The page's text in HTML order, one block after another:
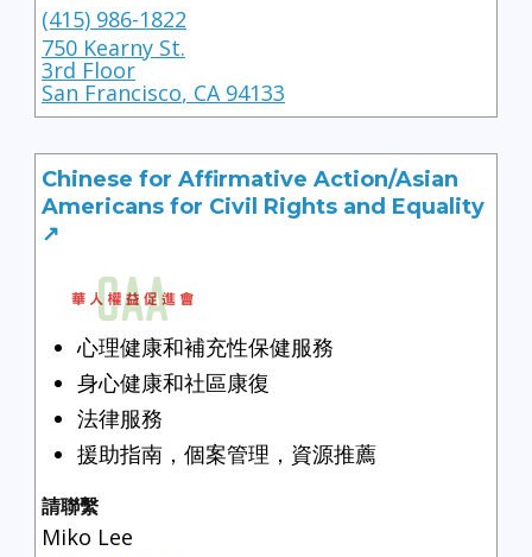
(415) 986-1822
750 Kearny St.
3rd Floor
San Francisco, CA 94133
Chinese for Affirmative Action/Asian
Americans for Civil Rights and Equality
↗
心理健康和補充性保健服務
身心健康和社區康復
法律服務
援助指南，個案管理，資源推薦
請聯繫
Miko Lee